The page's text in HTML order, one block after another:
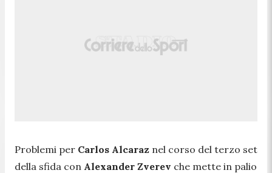
Problemi per Carlos Alcaraz nel corso del terzo set
della sfida con Alexander Zverev che mette in palio